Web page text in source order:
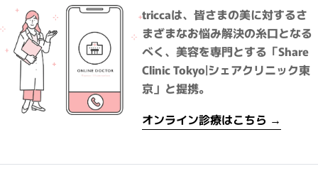
triccaは、皆さまの美に対するさ
まざまなお悩み解決の糸口となる
べく、美容を専門とする「Share
Clinic Tokyo|シェアクリニック東
京」と提携。
オンライン診療はこちら →